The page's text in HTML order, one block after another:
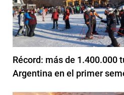
Récord: más de 1.400.000
Argentina en el primer